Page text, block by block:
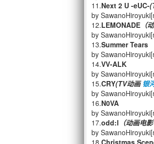
11.Next 2 U -eUC-
by
12.LEMONADE （
by
13.Summer Tears
by
14.VV-ALK
by
15.CRY(TV动画银
by
16.N0VA
by
17.odd:l （动画电
by
18. Christmas